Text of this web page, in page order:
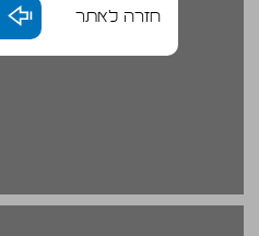
חזרה לאתר